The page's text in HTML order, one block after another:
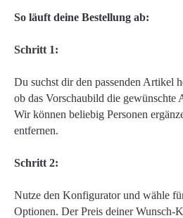
So läuft deine Bestellung ab:
Schritt 1:
Du suchst dir den passenden Artikel
ob das Vorschaubild die gewünschte
Wir können beliebig Personen
entfernen.
Schritt 2:
Nutze den Konfigurator und wähle
Optionen. Der Preis deiner